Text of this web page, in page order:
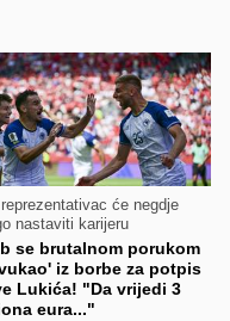
će negdje
nastaviti karijeru
se brutalnom porukom
iz borbe za potpis
Lukića! "Da vrijedi 3
eura..."